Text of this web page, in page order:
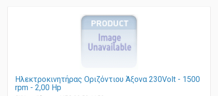
Ηλεκτροκινητήρας Οριζόντιου Άξονα 230Volt - 1500
rpm - 2,00 Ηp